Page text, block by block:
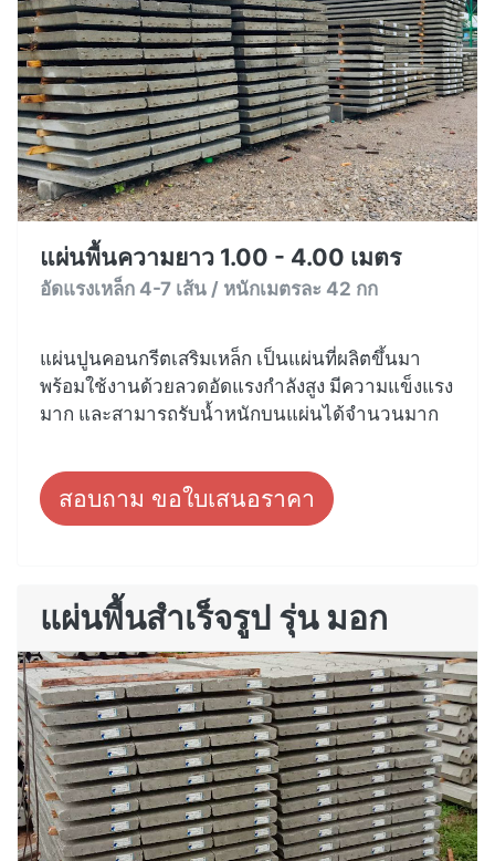
แผ่นพื้นความยาว 1.00 - 4.00 เมตร
อัดแรงเหล็ก 4-7 เส้น / หนักเมตรละ 42 กก
แผ่นปูนคอนกรีตเสริมเหล็ก เป็นแผ่นที่ผลิตขึ้นมา
พร้อมใช้งานด้วยลวดอัดแรงกำลังสูง มีความแข็งแรง
มาก และสามารถรับน้ำหนักบนแผ่นได้จำนวนมาก
สอบถาม ขอใบเสนอราคา
แผ่นพื้นสำเร็จรูป รุ่น มอก